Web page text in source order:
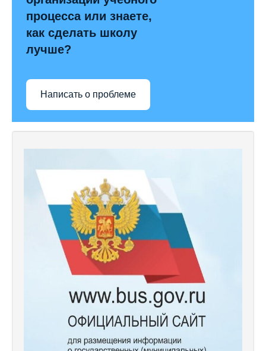
процесса или знаете,
как сделать школу
лучше?
Написать о проблеме